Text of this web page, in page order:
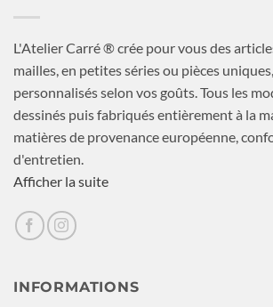
L'Atelier Carré ® crée pour vous des
mailles, en petites séries ou pièces
personnalisés selon vos goûts. Tous les
dessinés puis fabriqués entièrement à la
matières de provenance européenne,
d'entretien.
Afficher la suite
INFORMATIONS